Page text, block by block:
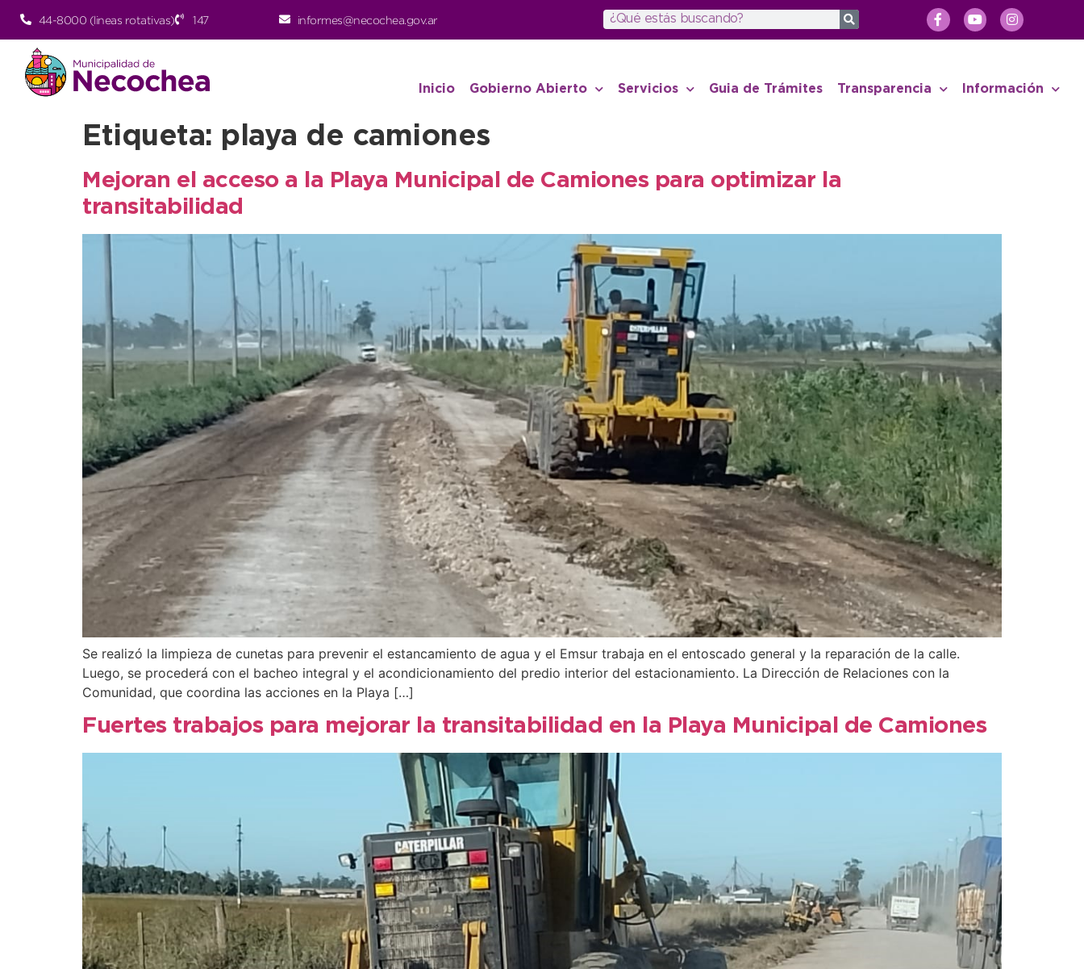
44-8000 (lineas rotativas) 147 informes@necochea.gov.ar
Inicio Gobierno Abierto Servicios Guia de Trámites Transparencia Información
Etiqueta: playa de camiones
Mejoran el acceso a la Playa Municipal de Camiones para optimizar la
transitabilidad
Se realizó la limpieza de cunetas para prevenir el estancamiento de agua y el Emsur trabaja en el entoscado general y la reparación de la calle.
Luego, se procederá con el bacheo integral y el acondicionamiento del predio interior del estacionamiento. La Dirección de Relaciones con la
Comunidad, que coordina las acciones en la Playa […]
Fuertes trabajos para mejorar la transitabilidad en la Playa Municipal de Camiones